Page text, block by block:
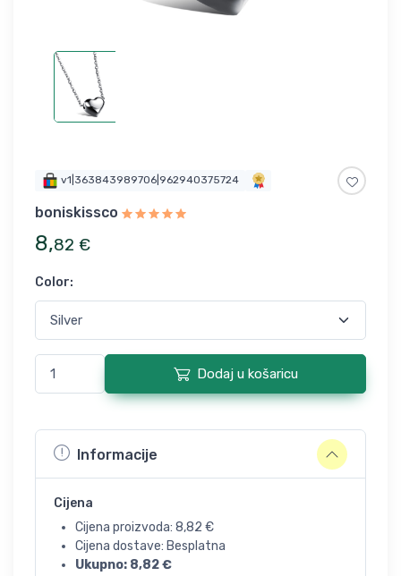
v1|363843989706|962940375724
boniskissco
8,82 €
Color:
Dodaj u košaricu
Informacije
Cijena
Cijena proizvoda: 8,82 €
Cijena dostave: Besplatna
Ukupno: 8,82€